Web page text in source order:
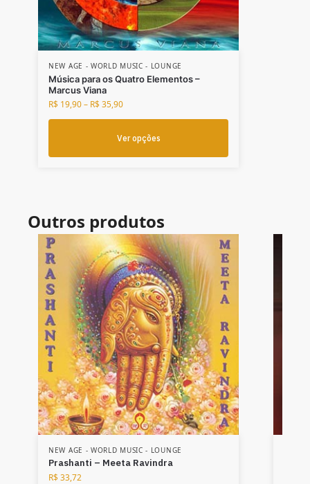
NEW AGE - WORLD MUSIC - LOUNGE
Música para os Quatro Elementos –
Marcus Viana
R$ 19,90– R$35,90
Ver opções
NEW AGE - WORLD MUSIC - LOUNGE
Prashanti – Meeta Ravindra
R$33,72